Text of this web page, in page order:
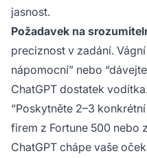
jasnost.
Požadavek na
preciznost v zadání.
nápomocní” nebo
ChatGPT dostatek
“Poskytněte 2–3
firem z Fortune 500 nebo
ChatGPT chápe vaše